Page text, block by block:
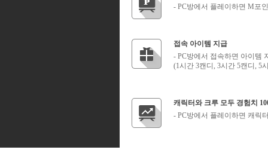
- PC방에서 플레이하면 M포
접속 아이템 지급
- PC방에서 접속하면 아이템
(1시간 3캔디, 3시간 5캔디, 5
캐릭터와 크루 모두 경험치
- PC방에서 플레이하면 캐릭